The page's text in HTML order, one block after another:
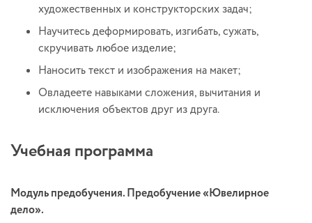
художественных и конструкторских задач;
Научитесь деформировать, изгибать, сужать,
скручивать любое изделие;
Наносить текст и изображения на макет;
Овладеете навыками сложения, вычитания и
исключения объектов друг из друга.
Учебная программа
Модуль предобучения. Предобучение «Ювелирное
дело».